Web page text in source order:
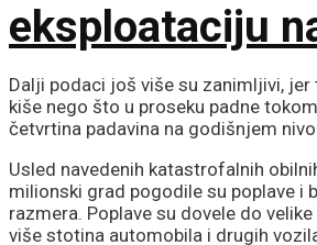
eksploataciju
dozvole
Dalji podaci još više su zanimljivi,
kiše nego što u proseku padne
četvrtina padavina na godišnjem
Usled navedenih katastrofalnih
milionski grad pogodile su poplave i
razmera. Poplave su dovele do
više stotina automobila i drugih